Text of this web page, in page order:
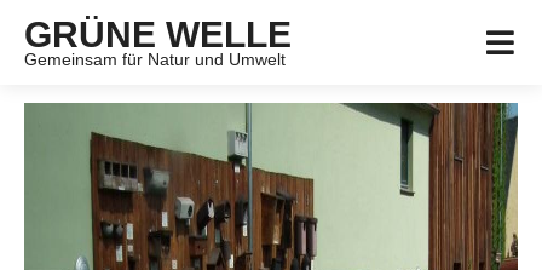
GRÜNE WELLE
Gemeinsam für Natur und Umwelt